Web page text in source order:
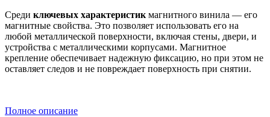
Среди ключевых характеристик магнитного винила — его
магнитные свойства. Это позволяет использовать его на
любой металлической поверхности, включая стены, двери, и
устройства с металлическими корпусами. Магнитное
крепление обеспечивает надежную фиксацию, но при этом не
оставляет следов и не повреждает поверхность при снятии.
Полное описание